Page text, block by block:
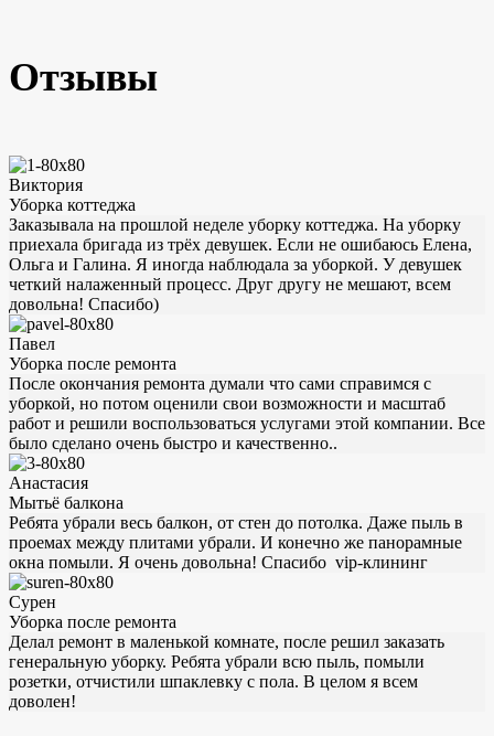
Отзывы
Виктория
Уборка коттеджа
Заказывала на прошлой неделе уборку коттеджа. На уборку
приехала бригада из трёх девушек. Если не ошибаюсь Елена,
Ольга и Галина. Я иногда наблюдала за уборкой. У девушек
четкий налаженный процесс. Друг другу не мешают, всем
довольна! Спасибо)
Павел
Уборка после ремонта
После окончания ремонта думали что сами справимся с
уборкой, но потом оценили свои возможности и масштаб
работ и решили воспользоваться услугами этой компании. Все
было сделано очень быстро и качественно..
Анастасия
Мытьё балкона
Ребята убрали весь балкон, от стен до потолка. Даже пыль в
проемах между плитами убрали. И конечно же панорамные
окна помыли. Я очень довольна! Спасибо vip-клининг
Сурен
Уборка после ремонта
Делал ремонт в маленькой комнате, после решил заказать
генеральную уборку. Ребята убрали всю пыль, помыли
розетки, отчистили шпаклевку с пола. В целом я всем
доволен!